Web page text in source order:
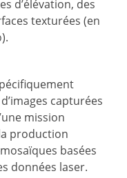
d’élévation, des
texturées (en
capturées
mission
production
basées
données laser.